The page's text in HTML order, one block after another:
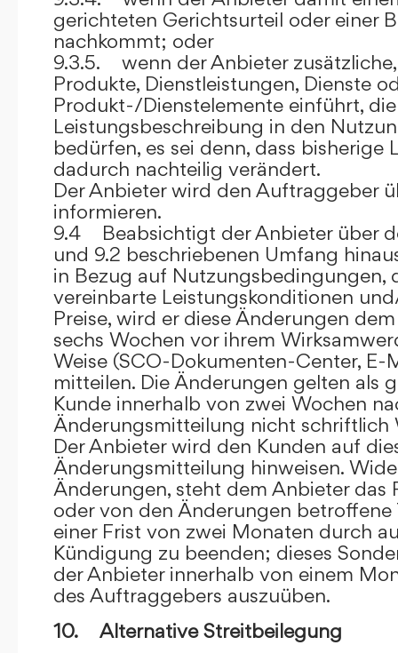
gerichteten Gerichtsurteil oder einer
nachkommt; oder
9.3.5. wenn der Anbieter
Produkte, Dienstleistungen, Dienste
Produkt-/Dienstelemente einführt,
Leistungsbeschreibung in den
bedürfen, es sei denn, dass bisherige
dadurch nachteilig verändert.
Der Anbieter wird den Auftraggeber
informieren.
9.4 Beabsichtigt der Anbieter über
und 9.2 beschriebenen Umfang
in Bezug auf Nutzungsbedingungen,
vereinbarte Leistungskonditionen
Preise, wird er diese Änderungen
sechs Wochen vor ihrem
Weise (SCO-Dokumenten-Center, E-
mitteilen. Die Änderungen gelten als
Kunde innerhalb von zwei Wochen
Änderungsmitteilung nicht schriftlich
Der Anbieter wird den Kunden auf
Änderungsmitteilung hinweisen.
Änderungen, steht dem Anbieter das
oder von den Änderungen betroffene
einer Frist von zwei Monaten durch
Kündigung zu beenden; dieses
der Anbieter innerhalb von einem
des Auftraggebers auszuüben.
10. Alternative Streitbeilegung